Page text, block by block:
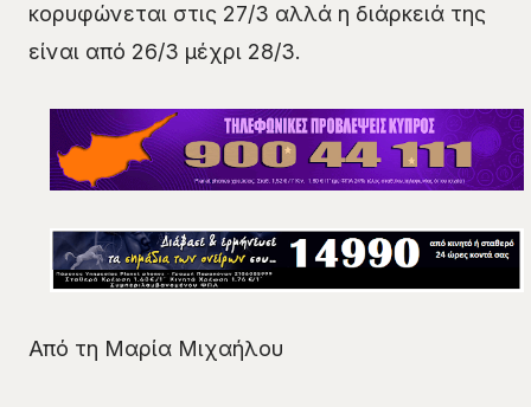
κορυφώνεται στις 27/3 αλλά η διάρκειά της
είναι από 26/3 μέχρι 28/3.
Από τη Μαρία Μιχαήλου